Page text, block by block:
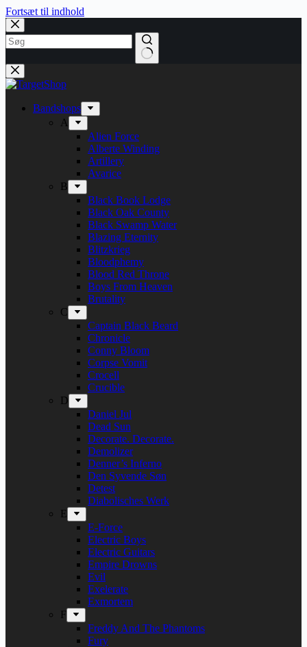
Fortsæt til indhold
Bandshops
A
Alien Force
Alberte Winding
Artillery
Avarice
B
Black Book Lodge
Black Oak County
Black Swamp Water
Blazing Eternity
Blitzkrieg
Bloodphemy
Blood Red Throne
Boys From Heaven
Brutality
C
Captain Black Beard
Chronicle
Conny Bloom
Corpse Vomit
Crocell
Crucible
D
Daniel Jul
Dead Sun
Decorate. Decorate.
Demolizer
Denner’s Inferno
Den Syvende Søn
Detest
Diabolisches Werk
E
E-Force
Electric Boys
Electric Guitars
Empire Drowns
Evil
Exelerate
Exmortem
F
Freddy And The Phantoms
Fury